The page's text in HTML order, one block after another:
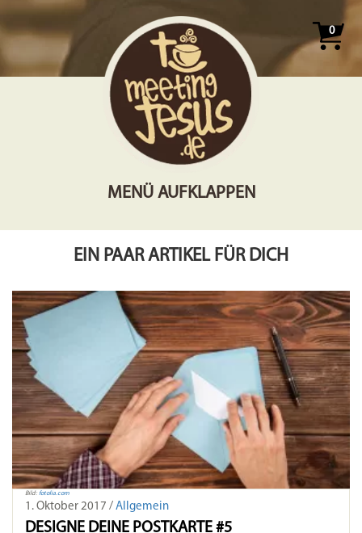
0
MENÜ AUFKLAPPEN
EIN PAAR ARTIKEL FÜR DICH
Bild: fotolia.com
1. Oktober 2017 / Allgemein
DESIGNE DEINE POSTKARTE #5